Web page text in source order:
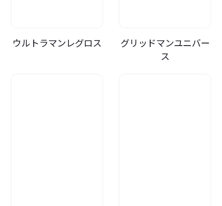
ウルトラマンレグロス
グリッドマンユニバー
ス